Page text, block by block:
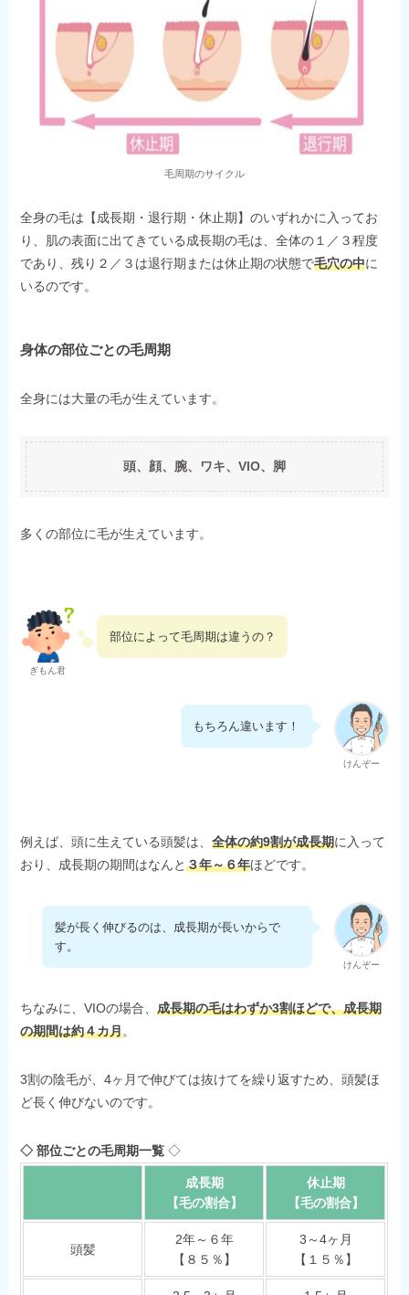
毛周期のサイクル
全身の毛は【成長期・退行期・休止期】のいずれかに入ってお
り、肌の表面に出てきている成長期の毛は、全体の１／３程度
であり、残り２／３は退行期または休止期の状態で毛穴の中に
いるのです。
身体の部位ごとの毛周期
全身には大量の毛が生えています。
頭、顔、腕、ワキ、VIO、脚
多くの部位に毛が生えています。
ぎもん君
部位によって毛周期は違うの？
けんぞー
もちろん違います！
例えば、頭に生えている頭髪は、全体の約9割が成長期に入って
おり、成長期の期間はなんと３年～６年ほどです。
けんぞー
髪が長く伸びるのは、成長期が長いからで
す。
ちなみに、VIOの場合、成長期の毛はわずか3割ほどで、成長期
の期間は約４カ月。
3割の陰毛が、4ヶ月で伸びては抜けてを繰り返すため、頭髪ほ
ど長く伸びないのです。
◇ 部位ごとの毛周期一覧 ◇
成長期
【毛の割合】
休止期
【毛の割合】
頭髪
2年～６年
【８５％】
3～4ヶ月
【１５％】